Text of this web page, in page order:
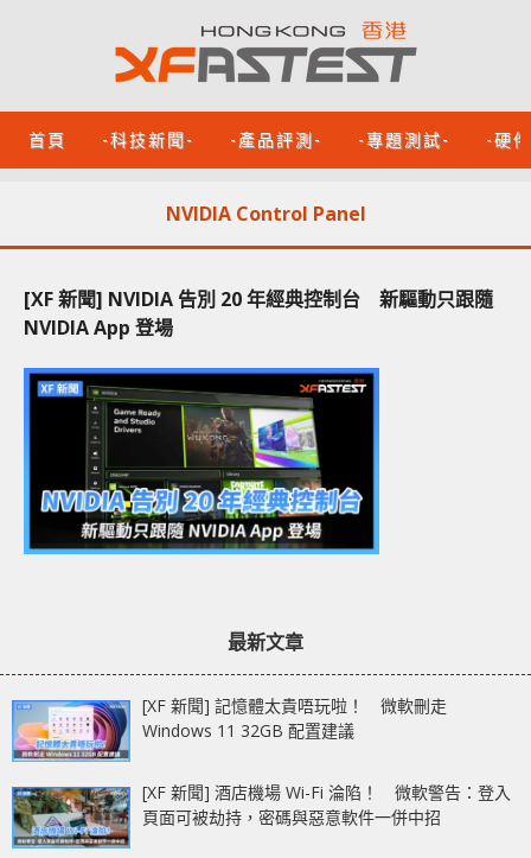
首頁 -科技新聞- -產品評測- -專題測試- -硬
NVIDIA Control Panel
[XF 新聞] NVIDIA 告別 20 年經典控制台 新驅動只跟隨
NVIDIA App 登場
最新文章
[XF 新聞] 記憶體太貴唔玩啦！ 微軟刪走
Windows 11 32GB 配置建議
[XF 新聞] 酒店機場 Wi-Fi 淪陷！ 微軟警告：登入
頁面可被劫持，密碼與惡意軟件一併中招